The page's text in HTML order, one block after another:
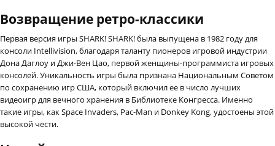
Возвращение ретро-классики
Первая версия игры SHARK! SHARK! была выпущена в 1982 году для
консоли Intellivision, благодаря таланту пионеров игровой индустрии
Дона Даглоу и Джи-Вен Цао, первой женщины-программиста игровых
консолей. Уникальность игры была признана Национальным Советом
по сохранению игр США, который включил ее в число лучших
видеоигр для вечного хранения в Библиотеке Конгресса. Именно
такие игры, как Space Invaders, Pac-Man и Donkey Kong, удостоены этой
высокой чести.